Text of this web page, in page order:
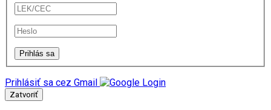
Prihlásiť sa cez Gmail
Zatvoriť